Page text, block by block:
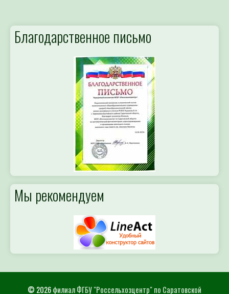
Благодарственное письмо
Мы рекомендуем
© 2026филиал ФГБУ "Россельхозцентр" по Саратовской